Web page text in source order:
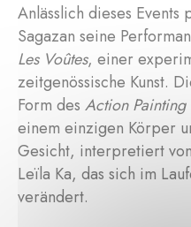
Anlässlich dieses
Sagazan seine
Les Voûtes, einer
zeitgenössische Kunst.
Form des Action Painting
einem einzigen Körper
Gesicht, interpretiert
Leïla Ka, das sich im
verändert.